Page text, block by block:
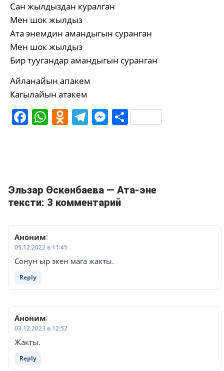
Сан жылдыздан куралган
Мен шок жылдыз
Ата энемдин амандыгын суранган
Мен шок жылдыз
Бир туугандар амандыгын суранган
Айланайын апакем
Кагылайын атакем
Facebook
WhatsApp
Odnoklassniki
Telegram
Messenger
Share
Эльзар Өскөнбаева — Ата-эне
тексти: 3 комментарий
Аноним:
05.12.2022 в 11:45
Сонун ыр экен мага жакты.
Reply
Аноним:
03.12.2023 в 12:52
Жакты.
Reply